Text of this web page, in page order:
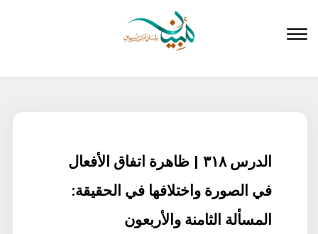
المحتوى
الدرس ٣١٨ | ظاهرة اتفاق الأفعال
في الصورة واختلافها في الحقيقة:
المسألة الثامنة والأربعون